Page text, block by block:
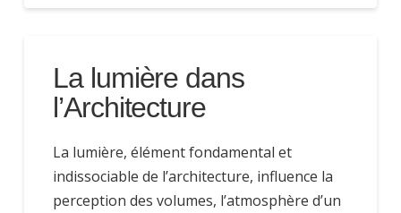
La lumière dans
l’Architecture
La lumière, élément fondamental et
indissociable de l’architecture, influence la
perception des volumes, l’atmosphère d’un